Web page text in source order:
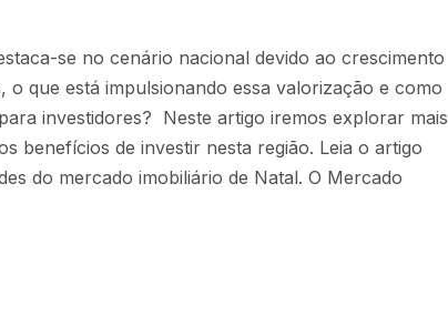
se no cenário nacional devido ao crescimento
que está impulsionando essa valorização e como
investidores? Neste artigo iremos explorar mais
benefícios de investir nesta região. Leia o artigo
do mercado imobiliário de Natal. O Mercado